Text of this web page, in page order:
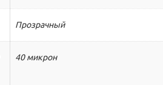
Прозрачный
40 микрон